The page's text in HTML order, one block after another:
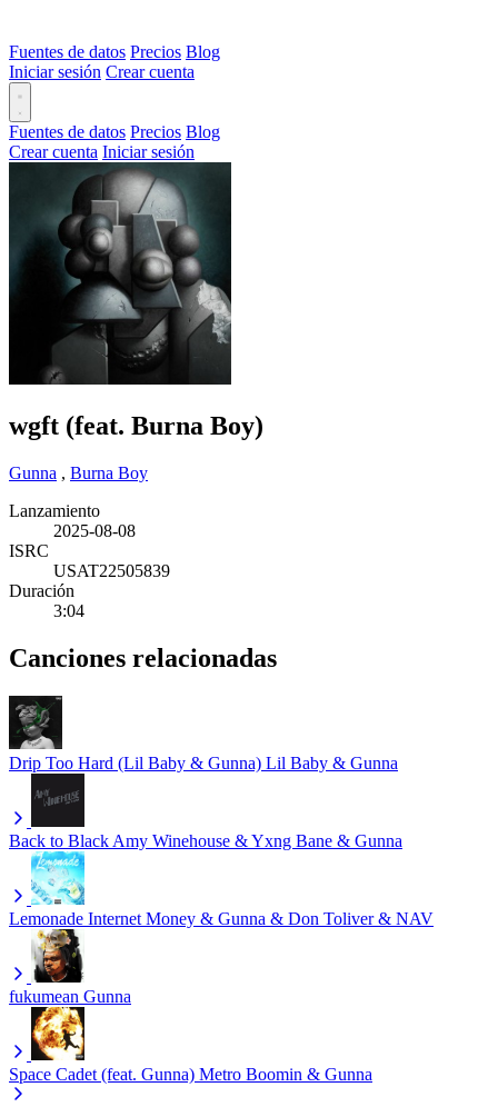
Fuentes de datos Precios Blog
Iniciar sesión Crear cuenta
Fuentes de datos Precios Blog
Crear cuenta Iniciar sesión
wgft (feat. Burna Boy)
Gunna , Burna Boy
Lanzamiento
2025-08-08
ISRC
USAT22505839
Duración
3:04
Canciones relacionadas
Drip Too Hard (Lil Baby & Gunna) Lil Baby & Gunna
Back to Black Amy Winehouse & Yxng Bane & Gunna
Lemonade Internet Money & Gunna & Don Toliver & NAV
fukumean Gunna
Space Cadet (feat. Gunna) Metro Boomin & Gunna